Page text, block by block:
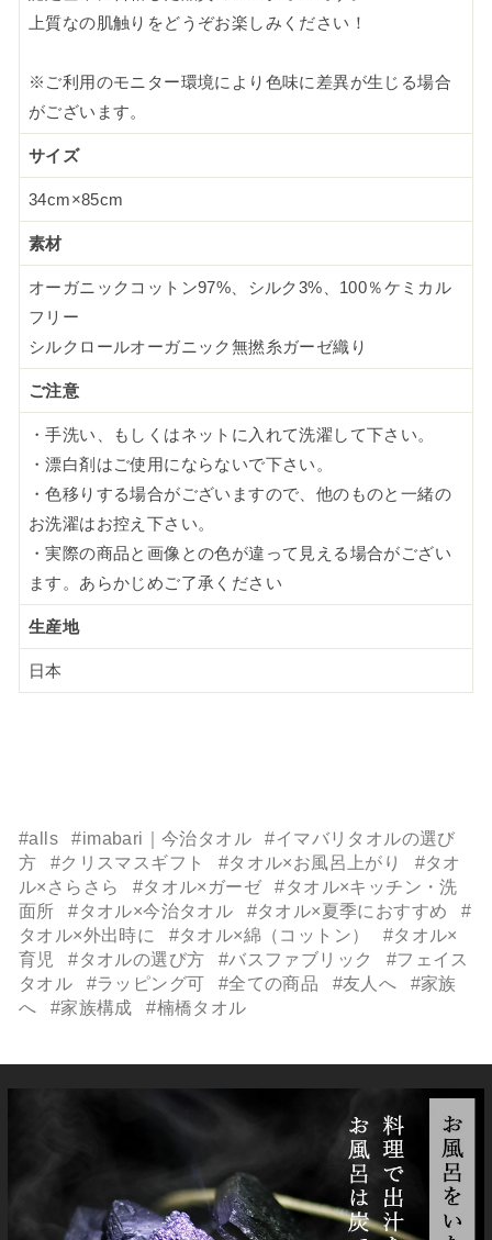
上質なの肌触りをどうぞお楽しみください！
※ご利用のモニター環境により色味に差異が生じる場合
がございます。
サイズ
34cm×85cm
素材
オーガニックコットン97%、シルク3%、100％ケミカル
フリー
シルクロールオーガニック無撚糸ガーゼ織り
ご注意
・手洗い、もしくはネットに入れて洗濯して下さい。
・漂白剤はご使用にならないで下さい。
・色移りする場合がございますので、他のものと一緒の
お洗濯はお控え下さい。
・実際の商品と画像との色が違って見える場合がござい
ます。あらかじめご了承ください
生産地
日本
#alls #imabari｜今治タオル
#イマバリタオルの選び
方
#クリスマスギフト #タオル×お風呂上がり
#タオ
ル×さらさら
#タオル×ガーゼ
#タオル×キッチン・洗
面所
#タオル×今治タオル #タオル×夏季におすすめ
#
タオル×外出時に
#タオル×綿（コットン）
#タオル×
育児
#タオルの選び方 #バスファブリック
#フェイス
タオル
#ラッピング可 #全ての商品 #友人へ
#家族
へ
#家族構成 #楠橋タオル